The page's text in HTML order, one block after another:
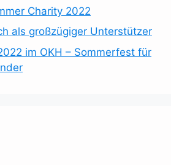
Charity 2022
als großzügiger Unterstützer
im OKH – Sommerfest für